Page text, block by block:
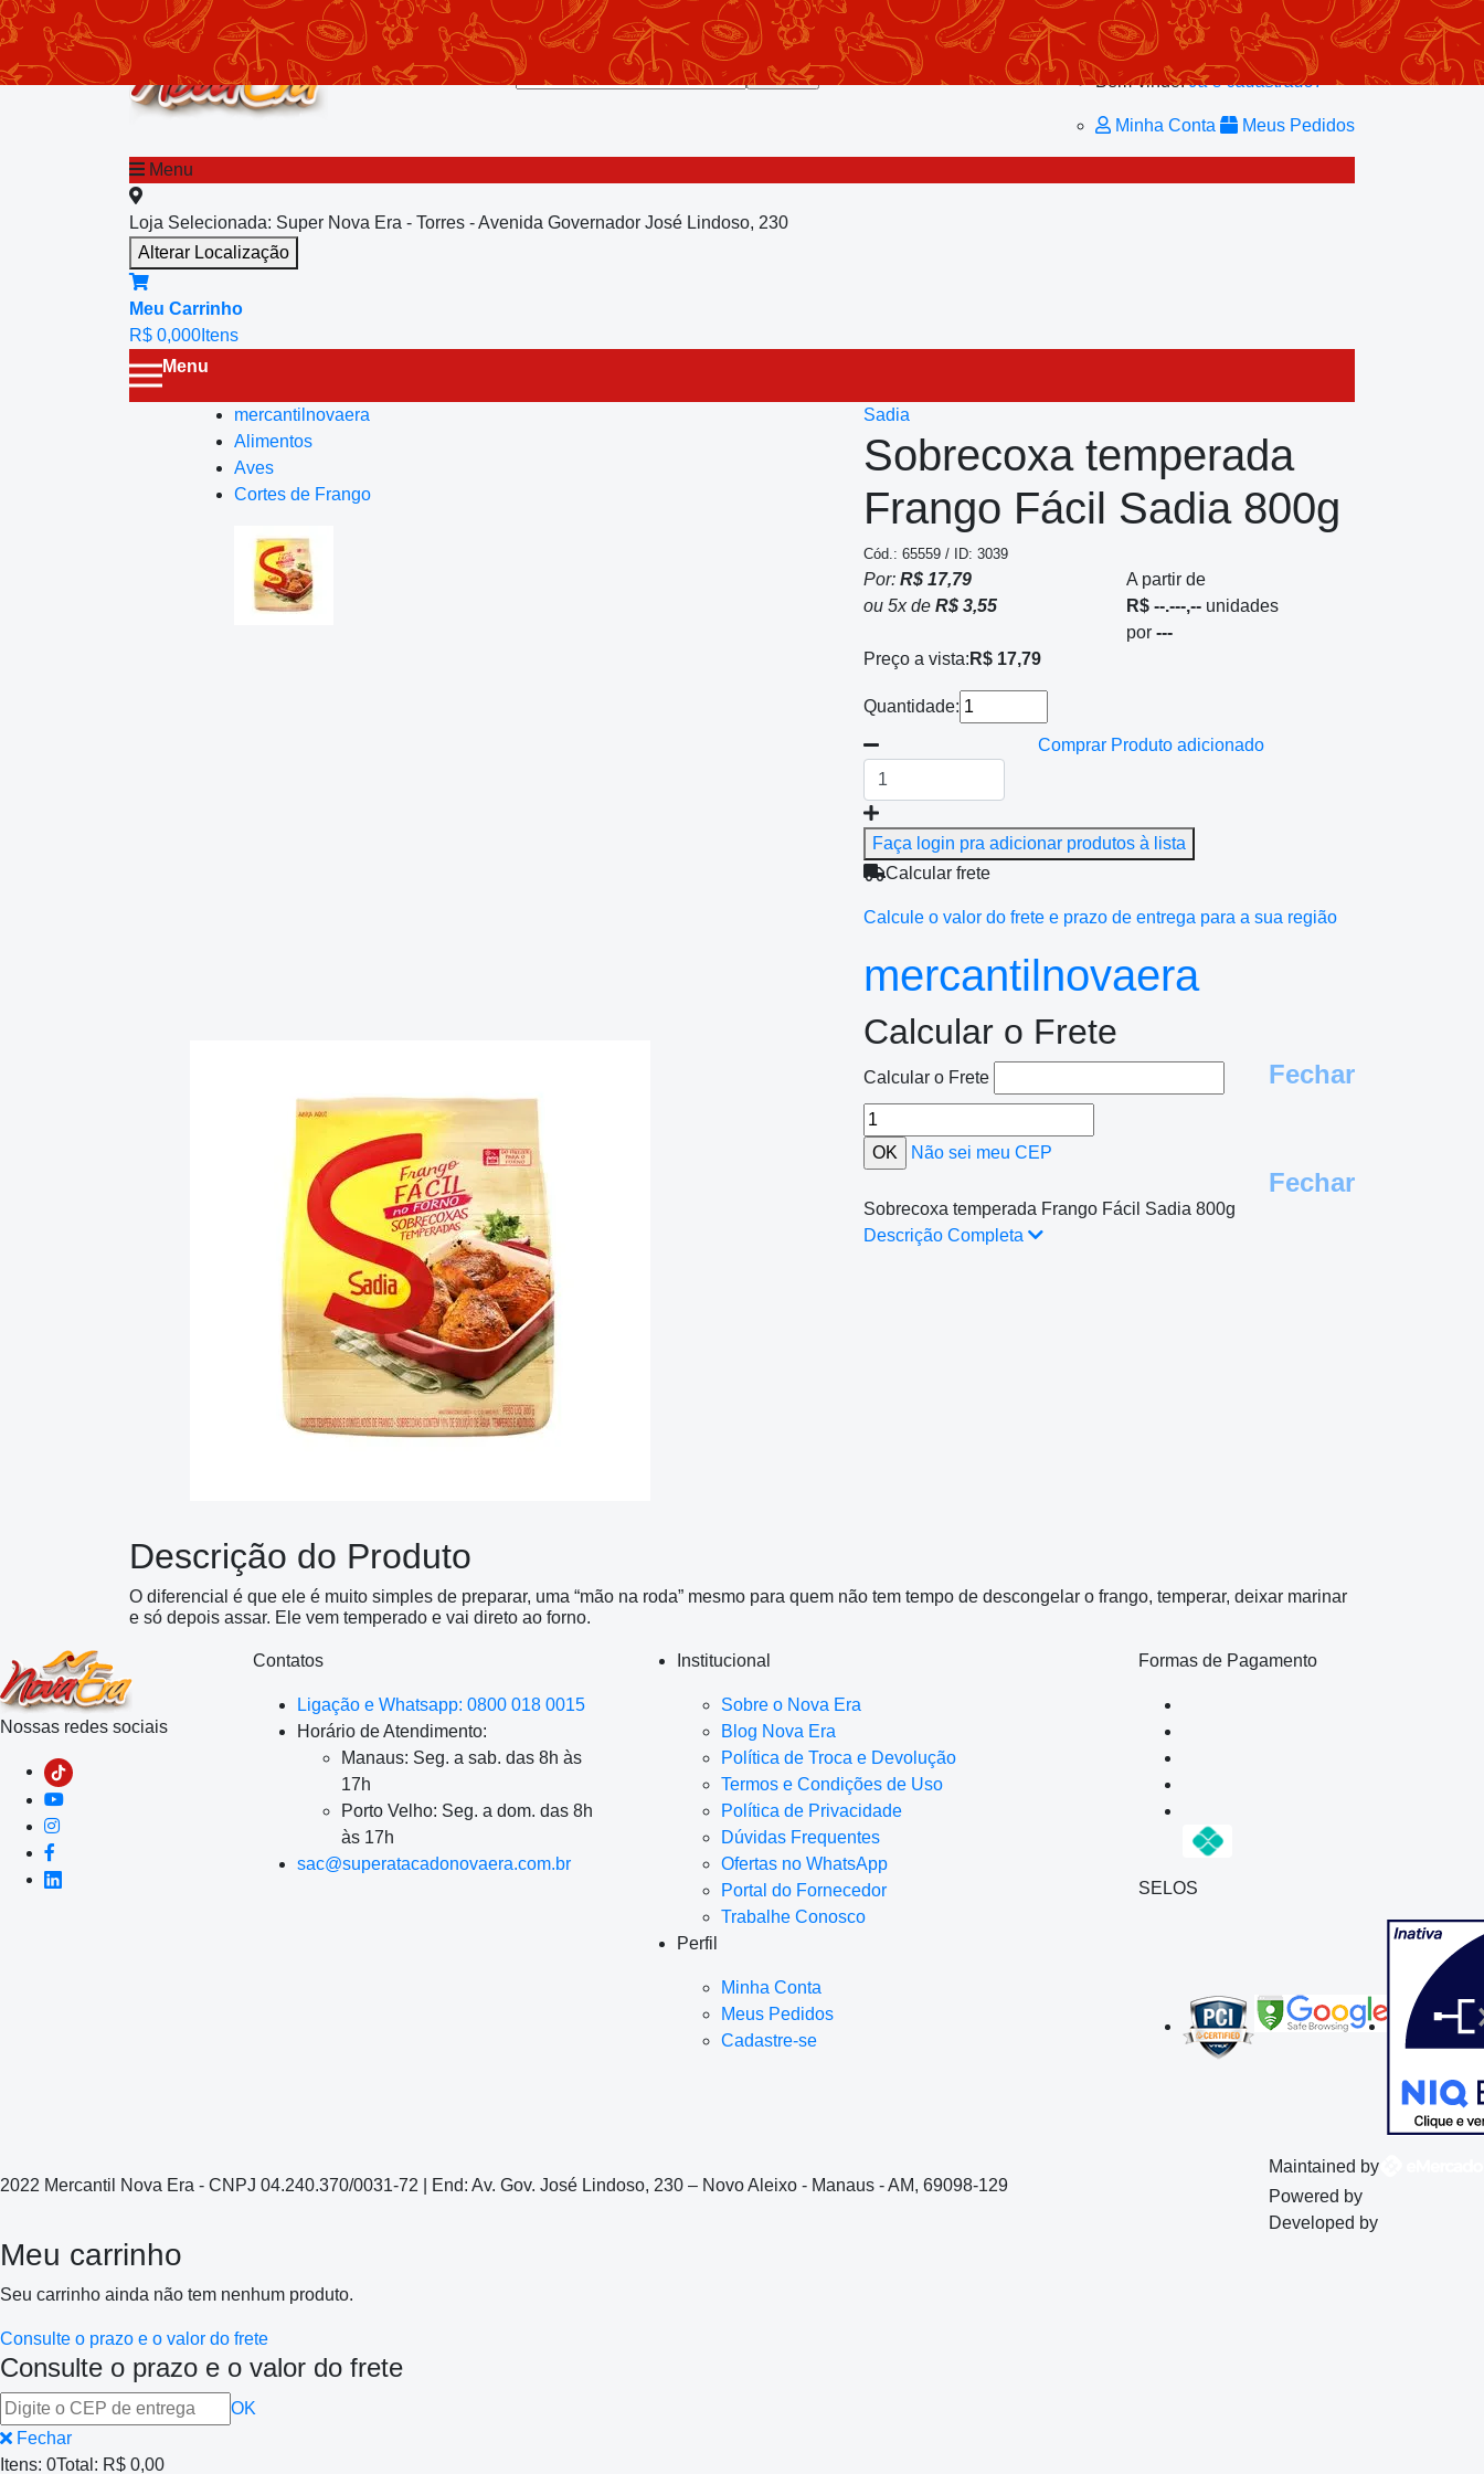
Repetir Pedido
Minha Conta
Bem-vindo!Já é cadastrado?
Minha Conta Meus Pedidos
Menu
Loja Selecionada: Super Nova Era - Torres - Avenida Governador José Lindoso, 230
Alterar Localização
Meu Carrinho
R$ 0,000 Itens
Menu
mercantilnovaera
Alimentos
Aves
Cortes de Frango
Sadia
Sobrecoxa temperada
Frango Fácil Sadia 800g
Cód.: 65559 / ID: 3039
Por: R$ 17,79
ou 5xde R$ 3,55
Preço a vista: R$ 17,79
A partir de
R$ --.---,--unidades
por ---
Quantidade:
Comprar Produto adicionado
Faça login pra adicionar produtos à lista
Calcular frete
Calcule o valor do frete e prazo de entrega para a sua região
mercantilnovaera
Calcular o Frete
Fechar
Calcular o Frete
Não sei meu CEP
Fechar
Sobrecoxa temperada Frango Fácil Sadia 800g
Descrição Completa
Descrição do Produto
O diferencial é que ele é muito simples de preparar, uma “mão na roda” mesmo para quem não tem tempo de descongelar o frango, temperar, deixar marinar
e só depois assar. Ele vem temperado e vai direto ao forno.
Nossas redes sociais
Contatos
Ligação e Whatsapp: 0800 018 0015
Horário de Atendimento:
Manaus: Seg. a sab. das 8h às
17h
Porto Velho: Seg. a dom. das 8h
às 17h
sac@superatacadonovaera.com.br
Institucional
Sobre o Nova Era
Blog Nova Era
Política de Troca e Devolução
Termos e Condições de Uso
Política de Privacidade
Dúvidas Frequentes
Ofertas no WhatsApp
Portal do Fornecedor
Trabalhe Conosco
Perfil
Minha Conta
Meus Pedidos
Cadastre-se
Formas de Pagamento
SELOS
2022 Mercantil Nova Era - CNPJ 04.240.370/0031-72 | End: Av. Gov. José Lindoso, 230 – Novo Aleixo - Manaus - AM, 69098-129
Maintained by
Powered by
Developed by
Meu carrinho
Seu carrinho ainda não tem nenhum produto.
Consulte o prazo e o valor do frete
Consulte o prazo e o valor do frete
OK
Fechar
Itens: 0Total: R$ 0,00